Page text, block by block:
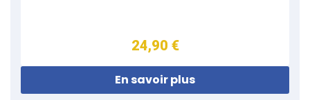
24,90 €
En savoir plus